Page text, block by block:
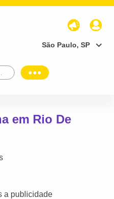
São Paulo, SP
em Rio De
a publicidade